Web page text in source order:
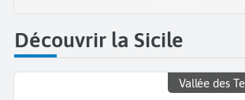
Découvrir la Sicile
Vallée des